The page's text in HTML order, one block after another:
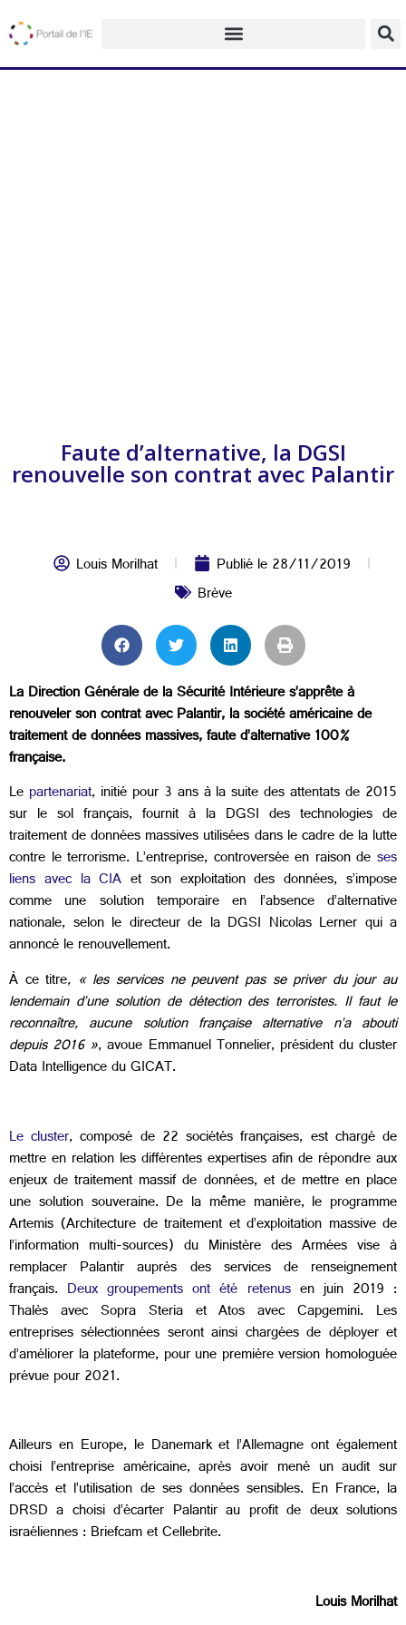
Faute d’alternative, la DGSI
renouvelle son contrat avec Palantir
Louis Morilhat Publié le28/11/2019
Brève
La Direction Générale de la Sécurité Intérieure s’apprête à
renouveler son contrat avec Palantir, la société américaine de
traitement de données massives, faute d’alternative 100%
française.
Le partenariat, initié pour 3 ans à la suite des attentats de 2015
sur le sol français, fournit à la DGSI des technologies de
traitement de données massives utilisées dans le cadre de la lutte
contre le terrorisme. L’entreprise, controversée en raison de ses
liens avec la CIA et son exploitation des données, s’impose
comme une solution temporaire en l’absence d’alternative
nationale, selon le directeur de la DGSI Nicolas Lerner qui a
annoncé le renouvellement.
À ce titre, « les services ne peuvent pas se priver du jour au
lendemain d’une solution de détection des terroristes. Il faut le
reconnaître, aucune solution française alternative n’a abouti
depuis 2016 », avoue Emmanuel Tonnelier, président du cluster
Data Intelligence du GICAT.
Le cluster, composé de 22 sociétés françaises, est chargé de
mettre en relation les différentes expertises afin de répondre aux
enjeux de traitement massif de données, et de mettre en place
une solution souveraine. De la même manière, le programme
Artemis (Architecture de traitement et d’exploitation massive de
l’information multi-sources) du Ministère des Armées vise à
remplacer Palantir auprès des services de renseignement
français. Deux groupements ont été retenusen juin 2019 :
Thalès avec Sopra Steria et Atos avec Capgemini. Les
entreprises sélectionnées seront ainsi chargées de déployer et
d’améliorer la plateforme, pour une première version homologuée
prévue pour 2021.
Ailleurs en Europe, le Danemark et l’Allemagne ont également
choisi l’entreprise américaine, après avoir mené un audit sur
l’accès et l’utilisation de ses données sensibles. En France, la
DRSD a choisi d’écarter Palantir au profit de deux solutions
israéliennes : Briefcam et Cellebrite.
Louis Morilhat